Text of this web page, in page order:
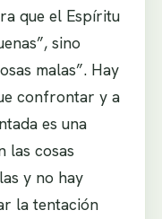
que el Espíritu
sino
malas”. Hay
confrontar y a
es una
las cosas
y no hay
la tentación